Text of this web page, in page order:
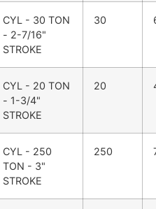
CYL - 30 TON
- 2-7/16"
STROKE
30
CYL - 20 TON
- 1-3/4"
STROKE
20
CYL - 250
TON - 3"
STROKE
250